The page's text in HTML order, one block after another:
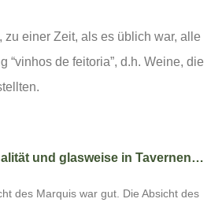
einer Zeit, als es üblich war, alle
de feitoria”, d.h. Weine, die
und glasweise in Tavernen…
des Marquis war gut. Die Absicht des